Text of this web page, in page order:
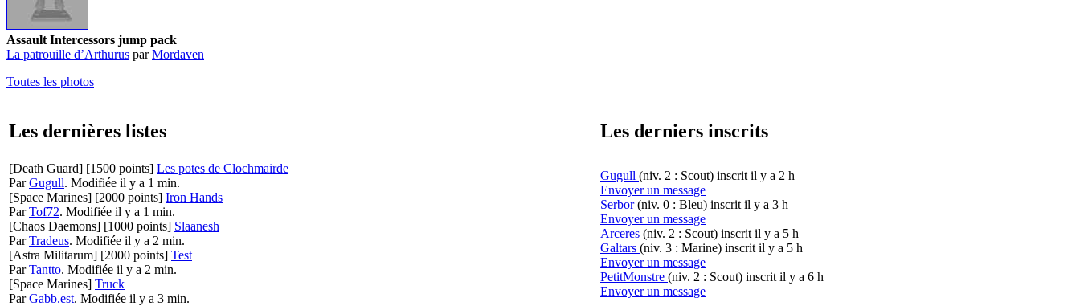
Assault Intercessors jump pack
La patrouille d’Arthurus parMordaven
Toutes les photos
Les dernières listes Les derniers inscrits
[Death Guard] [1500 points] Les potes de Clochmairde
ParGugull. Modifiée il y a 1 min.
[Space Marines] [2000 points] Iron Hands
ParTof72. Modifiée il y a 1 min.
[Chaos Daemons] [1000 points] Slaanesh
ParTradeus. Modifiée il y a 2 min.
[Astra Militarum] [2000 points] Test
ParTantto. Modifiée il y a 2 min.
[Space Marines] Truck
ParGabb.est. Modifiée il y a 3 min.
Gugull (niv. 2 : Scout) inscrit il y a 2 h
Envoyer un message
Serbor(niv. 0 : Bleu) inscrit il y a 3 h
Envoyer un message
Arceres (niv. 2 : Scout) inscrit il y a 5 h
Galtars (niv. 3 : Marine) inscrit il y a 5 h
Envoyer un message
PetitMonstre (niv. 2 : Scout) inscrit il y a 6 h
Envoyer un message